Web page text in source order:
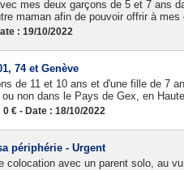
mes deux garçons de 5 et 7 ans
maman afin de pouvoir offrir à
: 19/10/2022
74 et Genève
de 11 et 10 ans et d'une fille de 7
non dans le Pays de Gex, en
0 € - Date : 18/10/2022
périphérie - Urgent
colocation avec un parent solo, au